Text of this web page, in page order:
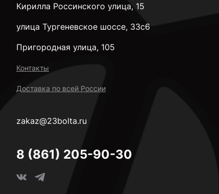
Кирилла Россинского улица, 15
улица Тургеневское шоссе, 33с6
Пригородная улица, 105
Контакты
Доставка по всей России
zakaz@23bolta.ru
8 (861) 205-90-30